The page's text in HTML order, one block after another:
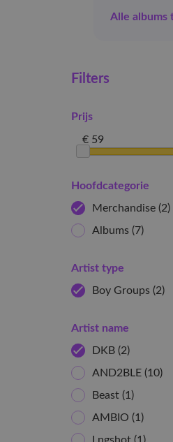
Alle albums
Filters
Prijs
€ 59
Hoofdcategorie
Merchandise (2)
Albums (7)
Artist type
Boy Groups (2)
Artist name
DKB (2)
AND2BLE (10)
Beast (1)
AMBIO (1)